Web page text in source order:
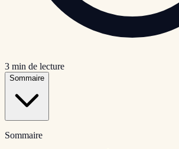
3 min de lecture
Sommaire
Sommaire